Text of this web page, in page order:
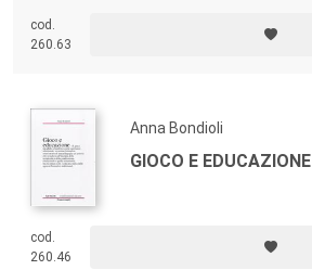
come eventuali formatori, adulti, e in particolare
cod.
260.63
Anna Bondioli
GIOCO E EDUCAZIONE
cod.
260.46